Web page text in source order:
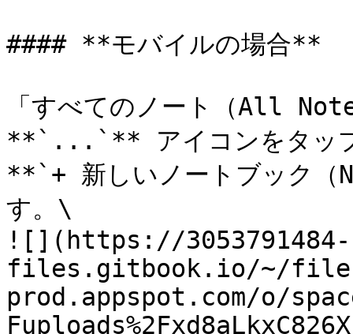
#### **モバイルの場合**
「すべてのノート（All
**`...`** アイコンをタッ
**`+ 新しいノートブック
す。\
![](https://3053791484-
files.gitbook.io/~/
prod.appspot.com/o/